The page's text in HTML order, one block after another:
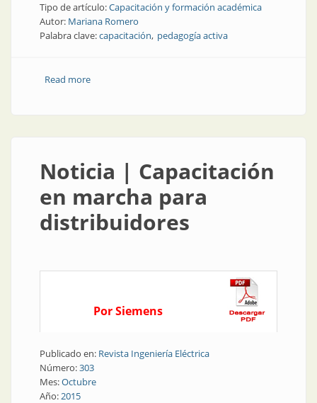
Tipo de artículo:Capacitación y formación académica
Autor: Mariana Romero
Palabra clave:capacitación pedagogía activa
Read moreabout Capacitación | Nadie lee nada
Noticia | Capacitación
en marcha para
distribuidores
Por Siemens
Publicado en: Revista Ingeniería Eléctrica
Número:303
Mes:Octubre
Año:2015